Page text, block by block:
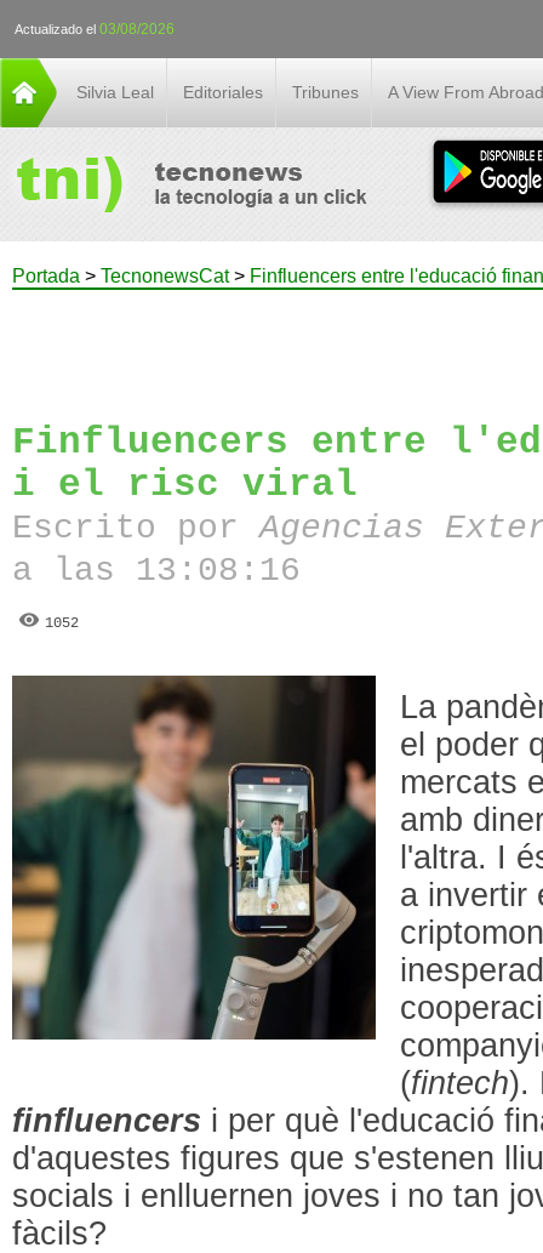
Actualizado el 03/08/2026
Silvia Leal Editoriales Tribunes A View From Abroad
Portada > TecnonewsCat > Finfluencers entre l'educació
Finfluencers entre
i el risc viral
Escrito porAgencias
a las 13:08:16
1052
La
el poder
mercats
amb
l'altra. I
a invertir
(fintech).
finfluencers i per què l'educació
d'aquestes figures que s'estenen
socials i enlluernen joves i no tan
fàcils?